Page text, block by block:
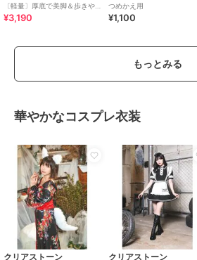
〔軽量〕厚底で美脚＆歩きや
すい！疲れにくいフィット感
¥3,190
つめかえ用
¥1,100
もっとみる
華やかなコスプレ衣装
クリアストーン クリアストーン